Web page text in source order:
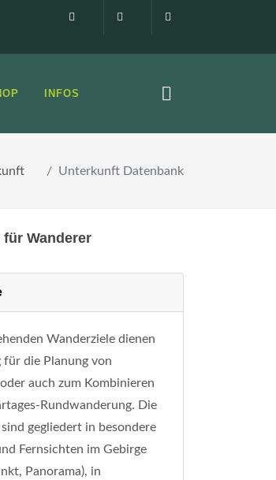
Impressum0160 99873408
INFOS
Unterkunft Datenbank
Wanderer
Wanderziele dienen
für die Planung von
auch zum Kombinieren
Rundwanderung. Die
gegliedert in besondere
Fernsichten im Gebirge
Panorama), in